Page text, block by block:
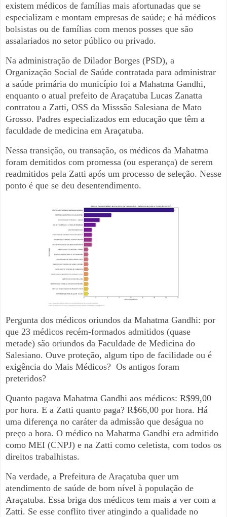
existem médicos de famílias mais afortunadas que se
especializam e montam empresas de saúde; e há médicos
bolsistas ou de famílias com menos posses que são
assalariados no setor público ou privado.
Na administração de Dilador Borges (PSD), a
Organização Social de Saúde contratada para administrar
a saúde primária do município foi a Mahatma Gandhi,
enquanto o atual prefeito de Araçatuba Lucas Zanatta
contratou a Zatti, OSS da Misssão Salesiana de Mato
Grosso. Padres especializados em educação que têm a
faculdade de medicina em Araçatuba.
Nessa transição, ou transação, os médicos da Mahatma
foram demitidos com promessa (ou esperança) de serem
readmitidos pela Zatti após um processo de seleção. Nesse
ponto é que se deu desentendimento.
Pergunta dos médicos oriundos da Mahatma Gandhi: por
que 23 médicos recém-formados admitidos (quase
metade) são oriundos da Faculdade de Medicina do
Salesiano. Ouve proteção, algum tipo de facilidade ou é
exigência do Mais Médicos? Os antigos foram
preteridos?
Quanto pagava Mahatma Gandhi aos médicos: R$99,00
por hora. E a Zatti quanto paga? R$66,00 por hora. Há
uma diferença no caráter da admissão que deságua no
preço a hora. O médico na Mahatma Gandhi era admitido
como MEI (CNPJ) e na Zatti como celetista, com todos os
direitos trabalhistas.
Na verdade, a Prefeitura de Araçatuba quer um
atendimento de saúde de bom nível à população de
Araçatuba. Essa briga dos médicos tem mais a ver com a
Zatti. Se esse conflito tiver atingindo a qualidade no